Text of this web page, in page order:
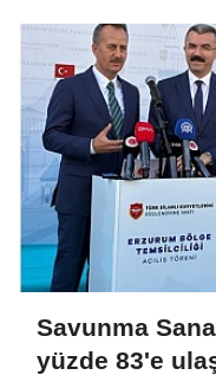
Savunma
yüzde 83'e